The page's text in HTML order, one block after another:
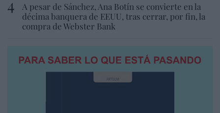
A pesar de Sánchez, Ana Botín se convierte en la
décima banquera de EEUU, tras cerrar, por fin, la
compra de Webster Bank